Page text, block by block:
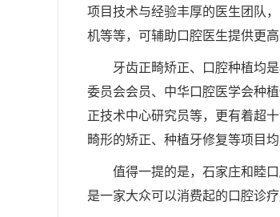
项目技术与经验丰厚的医生团队
机等等，可辅助口腔医生提供更
牙齿正畸矫正、口腔种植均
委员会会员、中华口腔医学会种
正技术中心研究员等，更有着超
畸形的矫正、种植牙修复等项目
值得一提的是，石家庄和睦
是一家大众可以消费起的口腔诊疗